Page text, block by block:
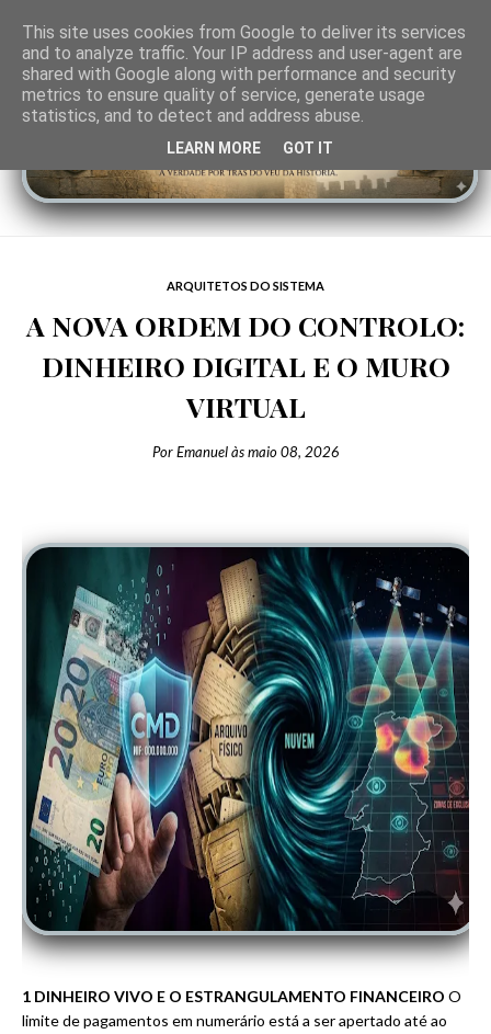
ARQUITETOS DO SISTEMA
A NOVA ORDEM DO CONTROLO:
DINHEIRO DIGITAL E O MURO
VIRTUAL
Por Emanuel àsmaio 08, 2026
1 DINHEIRO VIVO E O ESTRANGULAMENTO FINANCEIRO O
limite de pagamentos em numerário está a ser apertado até ao
This site uses cookies from Google to deliver its services
and to analyze traffic. Your IP address and user-agent are
shared with Google along with performance and security
metrics to ensure quality of service, generate usage
statistics, and to detect and address abuse.
LEARN MORE GOT IT